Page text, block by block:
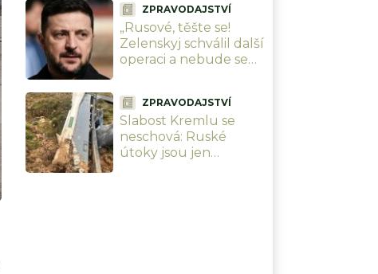
ZPRAVODAJSTVÍ
„Rusové, těšte se!
Zelenskyj schválil další
operaci a nebude se
zla pokračuje
ZPRAVODAJSTVÍ
Slabost Kremlu se
neschová: Ruské
útoky jsou jen